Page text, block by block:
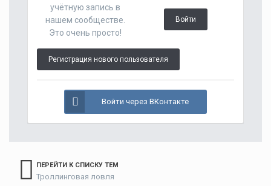
учётную запись в
нашем сообществе.
Это очень просто!
Регистрация нового пользователя
Войти
Войти через ВКонтакте
ПЕРЕЙТИ К СПИСКУ ТЕМ
Троллинговая ловля